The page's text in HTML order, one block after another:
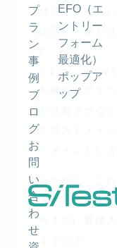
プ
ラ
ン
事
例
ブ
ロ
グ
お
問
い
合
わ
せ
EFO（エ
ントリー
フォーム
最適化）
ポップア
ップ
サブドメイン
訪問データを
た。
これが、www.
を無視して１
を共有させる
クロスドメイ
ドメインとし
※ただし、こ
えを選択します
今までに蓄積
ますので